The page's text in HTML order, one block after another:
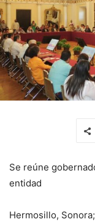
Se reúne
entidad
Hermosillo,